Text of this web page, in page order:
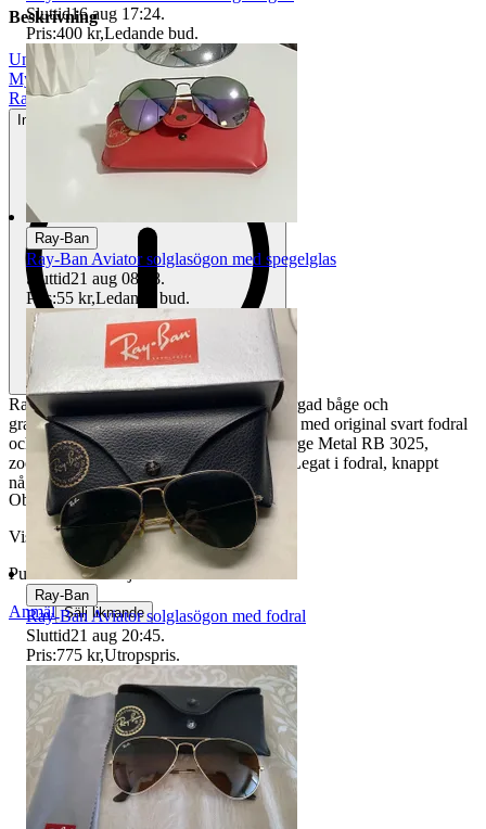
Beskrivning
Unisex
Mycket gott skick|
Ray-Ban
Inga eller minimala tecken på användning
Ray-Ban Aviator solglasögon med guldfärgad båge och
gradientglasögon. Solglasögonen kommer med original svart fodral
och putsduk. Modell Ray Ban Aviator Large Metal RB 3025,
zooma in på sista fotot för fler detaljer :-) Legat i fodral, knappt
någonsin använda.
Objektnr 732 158 751
Visningar
Publicerad 17 maj 22:18
Anmäl Sälj liknande
Sluttid16 aug 17:24.
Pris:400 kr,Ledande bud.
Ray-Ban
Ray-Ban Aviator solglasögon med spegelglas
Sluttid21 aug 08:58.
Pris:55 kr,Ledande bud.
Ray-Ban
Ray-Ban Aviator solglasögon med fodral
Sluttid21 aug 20:45.
Pris:775 kr,Utropspris.